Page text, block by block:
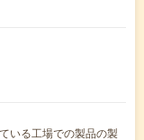
いる工場での製品の製